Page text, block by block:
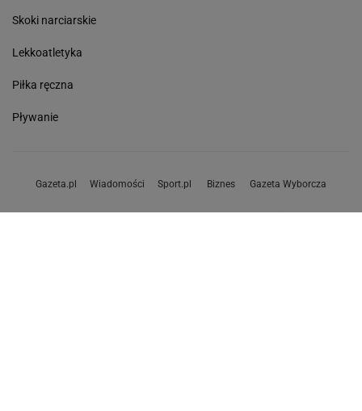
Skoki narciarskie
Lekkoatletyka
Piłka ręczna
Pływanie
Gazeta.pl Wiadomości Sport.pl Biznes Gazeta Wyborcza
Praca Program TV Buzz Pogoda Wideo